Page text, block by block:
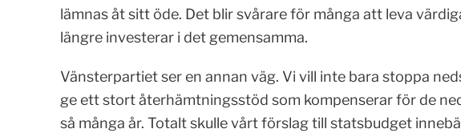
lämnas åt sitt öde. Det blir svårare för många att leva
längre investerar i det gemensamma.
Vänsterpartiet ser en annan väg. Vi vill inte bara stoppa
ge ett stort återhämtningsstöd som kompenserar för de
så många år. Totalt skulle vårt förslag till statsbudget